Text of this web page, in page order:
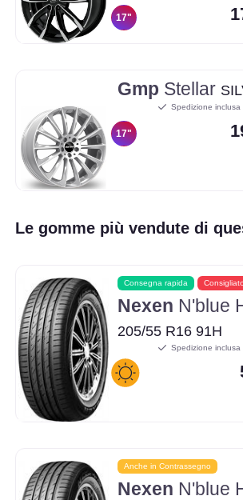
17"
Gmp Stellar
17"
Spedizione inclusa
Le gomme più vendute di
Consegna rapida Consigliato
Nexen N'blue
205/55 R16 91H
Spedizione inclusa
Anche in Contrassegno
Nexen N'blue